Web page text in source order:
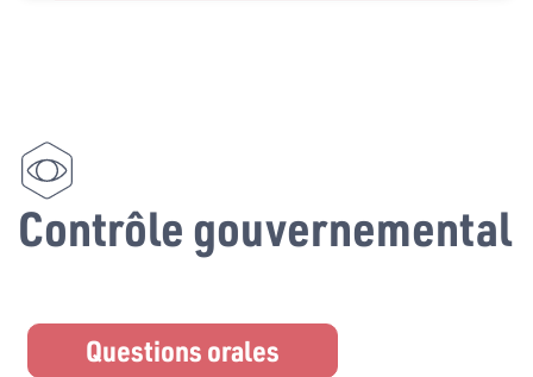
Contrôle gouvernemental
Questions orales